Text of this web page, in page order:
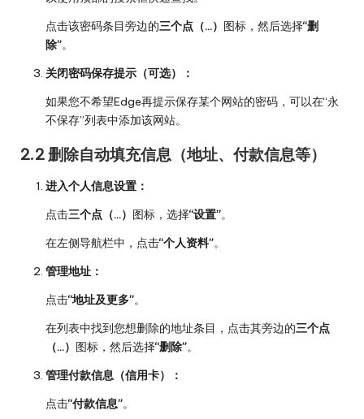
点击该密码条目旁边的三个点（…） 图标，然后选择“删
除”。
关闭密码保存提示（可选）：
如果您不希望Edge再提示保存某个网站的密码，可以在“永
不保存”列表中添加该网站。
2.2 删除自动填充信息（地址、付款信息等）
进入个人信息设置：
点击三个点（…） 图标，选择“设置”。
在左侧导航栏中，点击“个人资料”。
管理地址：
点击“地址及更多”。
在列表中找到您想删除的地址条目，点击其旁边的三个点
（…） 图标，然后选择“删除”。
管理付款信息（信用卡）：
点击“付款信息”。